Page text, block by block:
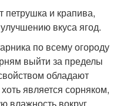
петрушка и крапива,
вкуса ягод.
по всему огороду
выйти за пределы
обладают
является сорняком,
влажность вокруг